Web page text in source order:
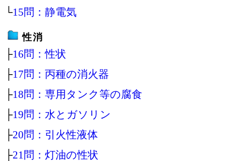
└15問：静電気
性消
├16問：性状
├17問：丙種の消火器
├18問：専用タンク等の腐食
├19問：水とガソリン
├20問：引火性液体
├21問：灯油の性状